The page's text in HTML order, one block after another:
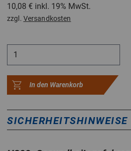
10,08 € inkl. 19% MwSt.
zzgl. Versandkosten
In den Warenkorb
SICHERHEITSHINWEISE